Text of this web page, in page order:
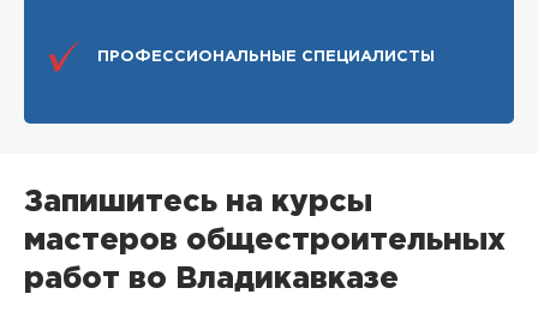
ПРОФЕССИОНАЛЬНЫЕ СПЕЦИАЛИСТЫ
Запишитесь на курсы
мастеров общестроительных
работ во Владикавказе